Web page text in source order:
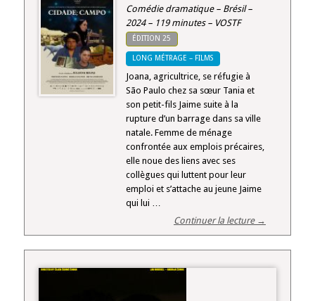
Comédie dramatique – Brésil –
2024 – 119 minutes – VOSTF
ÉDITION 25
LONG MÉTRAGE – FILMS
Joana, agricultrice, se réfugie à
São Paulo chez sa sœur Tania et
son petit-fils Jaime suite à la
rupture d’un barrage dans sa ville
natale. Femme de ménage
confrontée aux emplois précaires,
elle noue des liens avec ses
collègues qui luttent pour leur
emploi et s’attache au jeune Jaime
qui lui …
Continuer la lecture →